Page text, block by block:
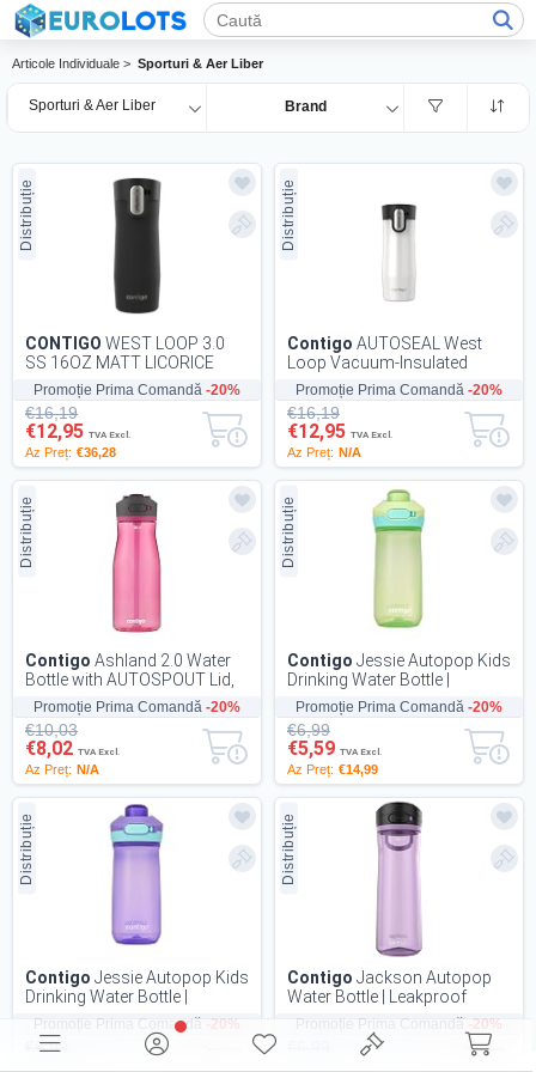
Articole Individuale > Sporturi & Aer Liber
Sporturi & Aer Liber Brand
Distribuție
Promoție Prima Comandă -20%
CONTIGO WEST LOOP 3.0
SS 16OZ MATT LICORICE
EMEA
€16,19
€12,95 TVA Excl.
Az Preț: €36,28
Distribuție
Promoție Prima Comandă -20%
Contigo AUTOSEAL West
Loop Vacuum-Insulated
Stainless Steel Travel Mug
with Easy-Clean Lid...
€16,19
€12,95 TVA Excl.
Az Preț: N/A
Distribuție
Promoție Prima Comandă -20%
Contigo Ashland 2.0 Water
Bottle with AUTOSPOUT Lid,
Dragon Fruit, 32 oz
€10,03
€8,02 TVA Excl.
Az Preț: N/A
Distribuție
Promoție Prima Comandă -20%
Contigo Jessie Autopop Kids
Drinking Water Bottle |
Leakproof | 420 ml
€6,99
€5,59 TVA Excl.
Az Preț: €14,99
Distribuție
Promoție Prima Comandă -20%
Contigo Jessie Autopop Kids
Drinking Water Bottle |
Leakproof | 420 ml
€6,99
€5,59TVA Excl.
Distribuție
Promoție Prima Comandă -20%
Contigo Jackson Autopop
Water Bottle | Leakproof
Sports-Bottle | 720 ml
€5,59TVA Excl.